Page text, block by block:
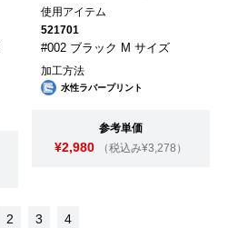
使用アイテム
521701
#002 ブラック M サイズ
加工方法
水性ラバープリント
参考単価
¥2,980 （税込み¥3,278）
2 3 4